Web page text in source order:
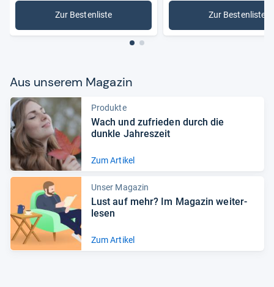
Zur Bestenliste
: Uhren Zur Bestenliste
:
Aus unse­rem Maga­zin
Produkte
Wach und zufrie­den durch die
dunkle Jah­res­zeit
Zum Artikel
Unser Magazin
Lust auf mehr? Im Maga­zin wei­ter­
le­sen
Zum Artikel